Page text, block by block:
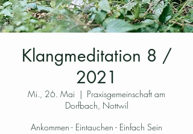
Klangmeditation 8 /
2021
Mi., 26. Mai
  |
Praxisgemeinschaft am
Dorfbach, Nottwil
Ankommen - Eintauchen - Einfach Sein